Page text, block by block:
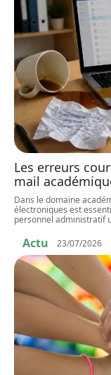
Les erreurs
mail
Dans le domaine
électroniques est
personnel administratif
Actu 23/07/2026